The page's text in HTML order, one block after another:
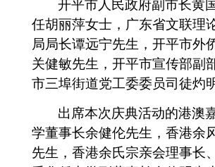
开平市人民政府副市长黄
任胡丽萍女士，广东省文联理
局局长谭远宁先生，开平市外
关健敏先生，开平市宣传部副
市三埠街道党工委委员司徒灼
出席本次庆典活动的港澳
学董事长余健伦先生，香港余
先生，香港余氏宗亲会理事长